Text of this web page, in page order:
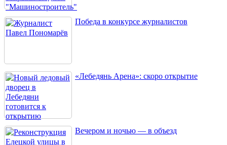
Победа в конкурсе журналистов
«Лебедянь Арена»: скоро открытие
Вечером и ночью — в объезд